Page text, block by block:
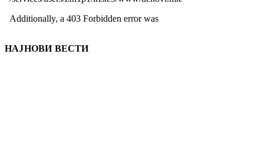
НАЈНОВИ ВЕСТИ